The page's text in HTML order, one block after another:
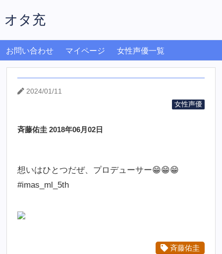
オタ充
お問い合わせ マイページ 女性声優一覧
2024/01/11
女性声優
斉藤佑圭 2018年06月02日
想いはひとつだぜ、プロデューサー😁😁😁
#imas_ml_5th
斉藤佑圭